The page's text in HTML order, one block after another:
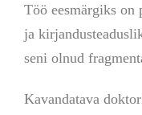
Töö eesmärgiks
ja
seni olnud
Kavandatava